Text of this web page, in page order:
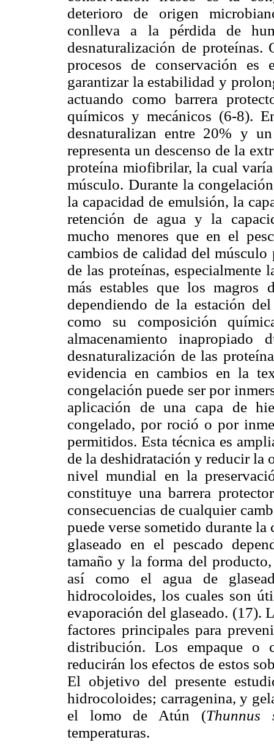
deterioro de origen
conlleva a la pérdida de
desnaturalización de
procesos de conservación es
garantizar la estabilidad y
actuando como barrera
químicos y mecánicos (6-8).
desnaturalizan entre 20% y
representa un descenso de la
proteína miofibrilar, la cual
músculo. Durante la
la capacidad de emulsión, la
retención de agua y la
mucho menores que en el
cambios de calidad del músculo
de las proteínas, especialmente
más estables que los magros
dependiendo de la estación
como su composición
almacenamiento
desnaturalización de las
evidencia en cambios en la
congelación puede ser por
aplicación de una capa de
congelado, por roció o por
permitidos. Esta técnica es
de la deshidratación y reducir la
nivel mundial en la
constituye una barrera
consecuencias de cualquier
puede verse sometido durante
glaseado en el pescado
tamaño y la forma del
así como el agua de
hidrocoloides, los cuales son
evaporación del glaseado. (17).
factores principales para
distribución. Los empaque o
reducirán los efectos de estos
El objetivo del presente
hidrocoloides; carragenina, y
el lomo de Atún (Thunnus
temperaturas.